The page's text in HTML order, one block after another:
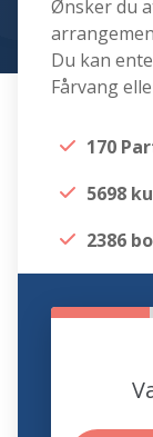
Ønsker du
Du kan
Fårvang
170
5698
2386